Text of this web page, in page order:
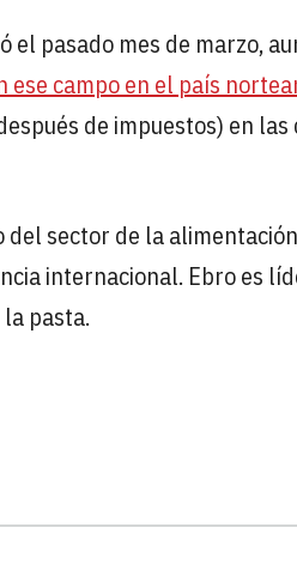
el pasado mes de marzo,
ese campo en el país
de impuestos) en
del sector de la
internacional. Ebro es
pasta.